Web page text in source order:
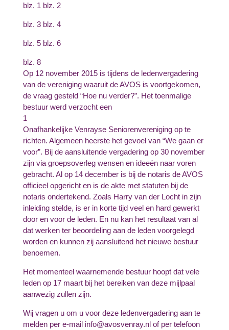
blz. 1 blz. 2
blz. 3 blz. 4
blz. 5 blz. 6
blz. 8
Op 12 november 2015 is tijdens de ledenvergadering
van de vereniging waaruit de AVOS is voortgekomen,
de vraag gesteld “Hoe nu verder?”. Het toenmalige
bestuur werd verzocht een
1
Onafhankelijke Venrayse Seniorenvereniging op te
richten. Algemeen heerste het gevoel van “We gaan er
voor”. Bij de aansluitende vergadering op 30 november
zijn via groepsoverleg wensen en ideeën naar voren
gebracht. Al op 14 december is bij de notaris de AVOS
officieel opgericht en is de akte met statuten bij de
notaris ondertekend. Zoals Harry van der Locht in zijn
inleiding stelde, is er in korte tijd veel en hard gewerkt
door en voor de leden. En nu kan het resultaat van al
dat werken ter beoordeling aan de leden voorgelegd
worden en kunnen zij aansluitend het nieuwe bestuur
benoemen.
Het momenteel waarnemende bestuur hoopt dat vele
leden op 17 maart bij het bereiken van deze mijlpaal
aanwezig zullen zijn.
Wij vragen u om u voor deze ledenvergadering aan te
melden per e-mail info@avosvenray.nl of per telefoon